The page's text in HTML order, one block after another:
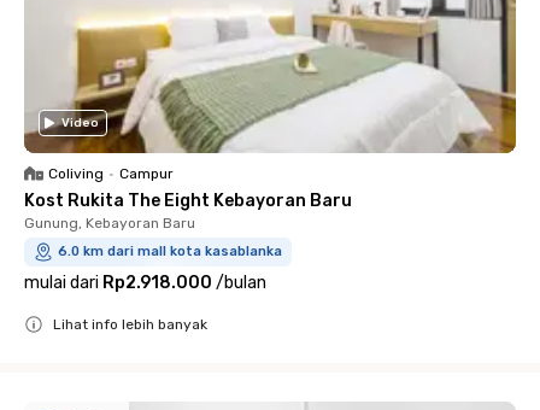
Video
Coliving • Campur
Kost Rukita The Eight Kebayoran Baru
Gunung, Kebayoran Baru
6.0 km dari mall kota kasablanka
mulai dari Rp2.918.000 /bulan
Lihat info lebih banyak